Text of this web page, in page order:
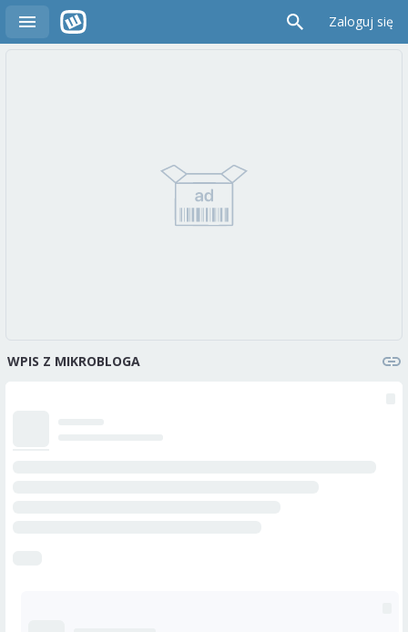
Zaloguj się
WPIS Z MIKROBLOGA